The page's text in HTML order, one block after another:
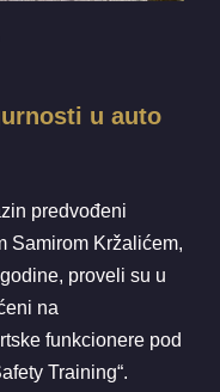
u auto
predvođeni
Samirom Kržalićem,
proveli su u
na
funkcionere pod
Training“.